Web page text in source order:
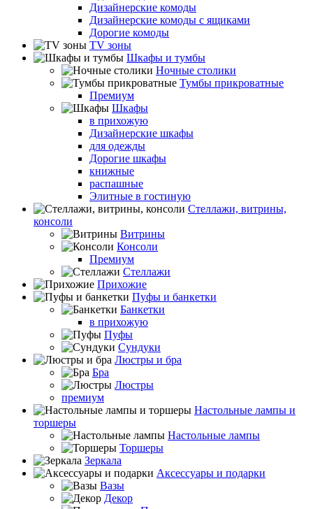
Дизайнерские комоды
Дизайнерские комоды с ящиками
Дорогие комоды
TV зоны
Шкафы и тумбы
Ночные столики
Тумбы прикроватные
Премиум
Шкафы
в прихожую
Дизайнерские шкафы
для одежды
Дорогие шкафы
книжные
распашные
Элитные в гостиную
Стеллажи, витрины,
консоли
Витрины
Консоли
Премиум
Стеллажи
Прихожие
Пуфы и банкетки
Банкетки
в прихожую
Пуфы
Сундуки
Люстры и бра
Бра
Люстры
премиум
Настольные лампы и
торшеры
Настольные лампы
Торшеры
Зеркала
Аксессуары и подарки
Вазы
Декор